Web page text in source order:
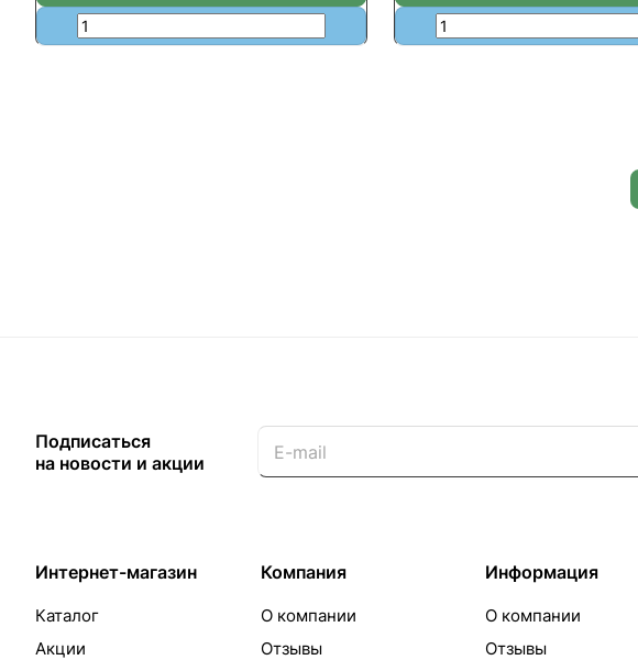
Подписаться
на новости и акции
Интернет-магазин
Каталог
Акции
Компания
О компании
Отзывы
Информация
О компании
Отзывы